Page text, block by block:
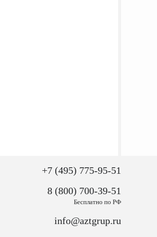
+7 (495) 775-95-51
8 (800) 700-39-51
Бесплатно по РФ
info@aztgrup.ru